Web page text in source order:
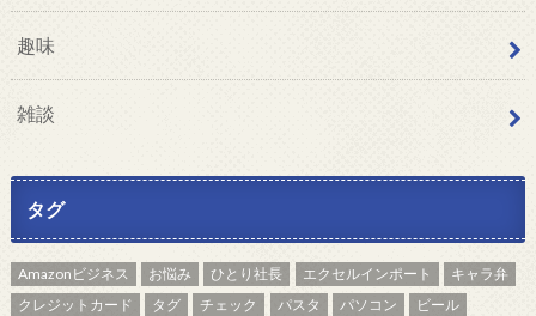
趣味
雑談
タグ
Amazonビジネス お悩み ひとり社長 エクセルインポート
キャラ弁
クレジットカード
タグ チェック パスタ パソコン
ビール